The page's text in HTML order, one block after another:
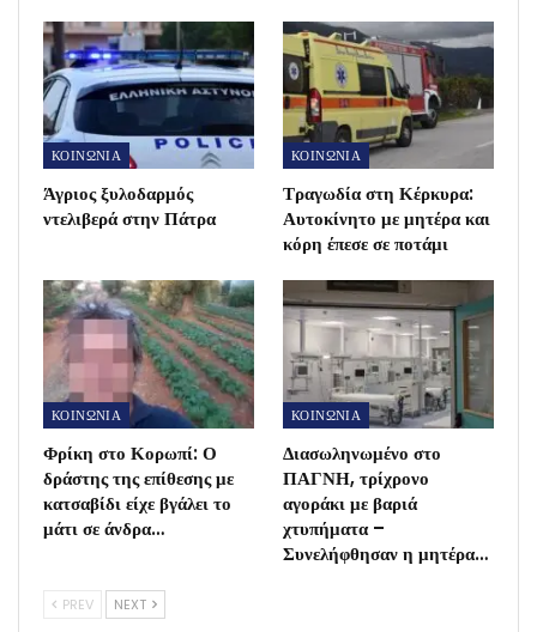
ΚΟΙΝΩΝΙΑ
Άγριος ξυλοδαρμός
ντελιβερά στην Πάτρα
ΚΟΙΝΩΝΙΑ
Τραγωδία στη Κέρκυρα:
Αυτοκίνητο με μητέρα και
κόρη έπεσε σε ποτάμι
ΚΟΙΝΩΝΙΑ
Φρίκη στο Κορωπί: Ο
δράστης της επίθεσης με
κατσαβίδι είχε βγάλει το
μάτι σε άνδρα…
ΚΟΙΝΩΝΙΑ
Διασωληνωμένο στο
ΠΑΓΝΗ, τρίχρονο
αγοράκι με βαριά
χτυπήματα –
Συνελήφθησαν η μητέρα…
PREV NEXT